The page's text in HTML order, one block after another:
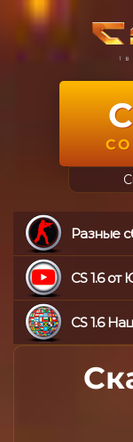
Разные
CS 1.6
CS 1.6